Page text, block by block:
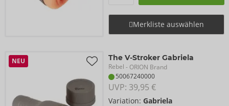
Merkliste auswählen
NEU The V-Stroker Gabriela
Rebel - ORION Brand
50067240000
UVP: 39,95 €
Variation: Gabriela